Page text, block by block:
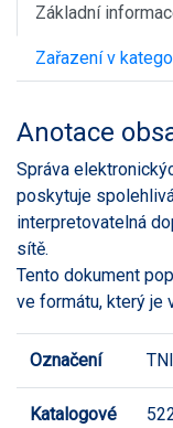
Základní
Zařazení v
Anotace
Správa
poskytuje
interpretovatelná
sítě.
Tento dokument
ve formátu, který je
Označení
Katalogové